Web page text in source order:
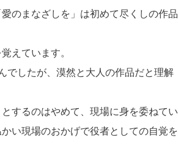
のまなざしを」は初めて尽くしの作品
えています。
でしたが、漠然と大人の作品だと理解
するのはやめて、現場に身を委ねてい
い現場のおかげで役者としての自覚を